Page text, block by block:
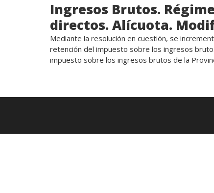
Ingresos Brutos.
directos. Alícuota.
Mediante la resolución en cuestión, se
retención del impuesto sobre los ingresos
impuesto sobre los ingresos brutos de la